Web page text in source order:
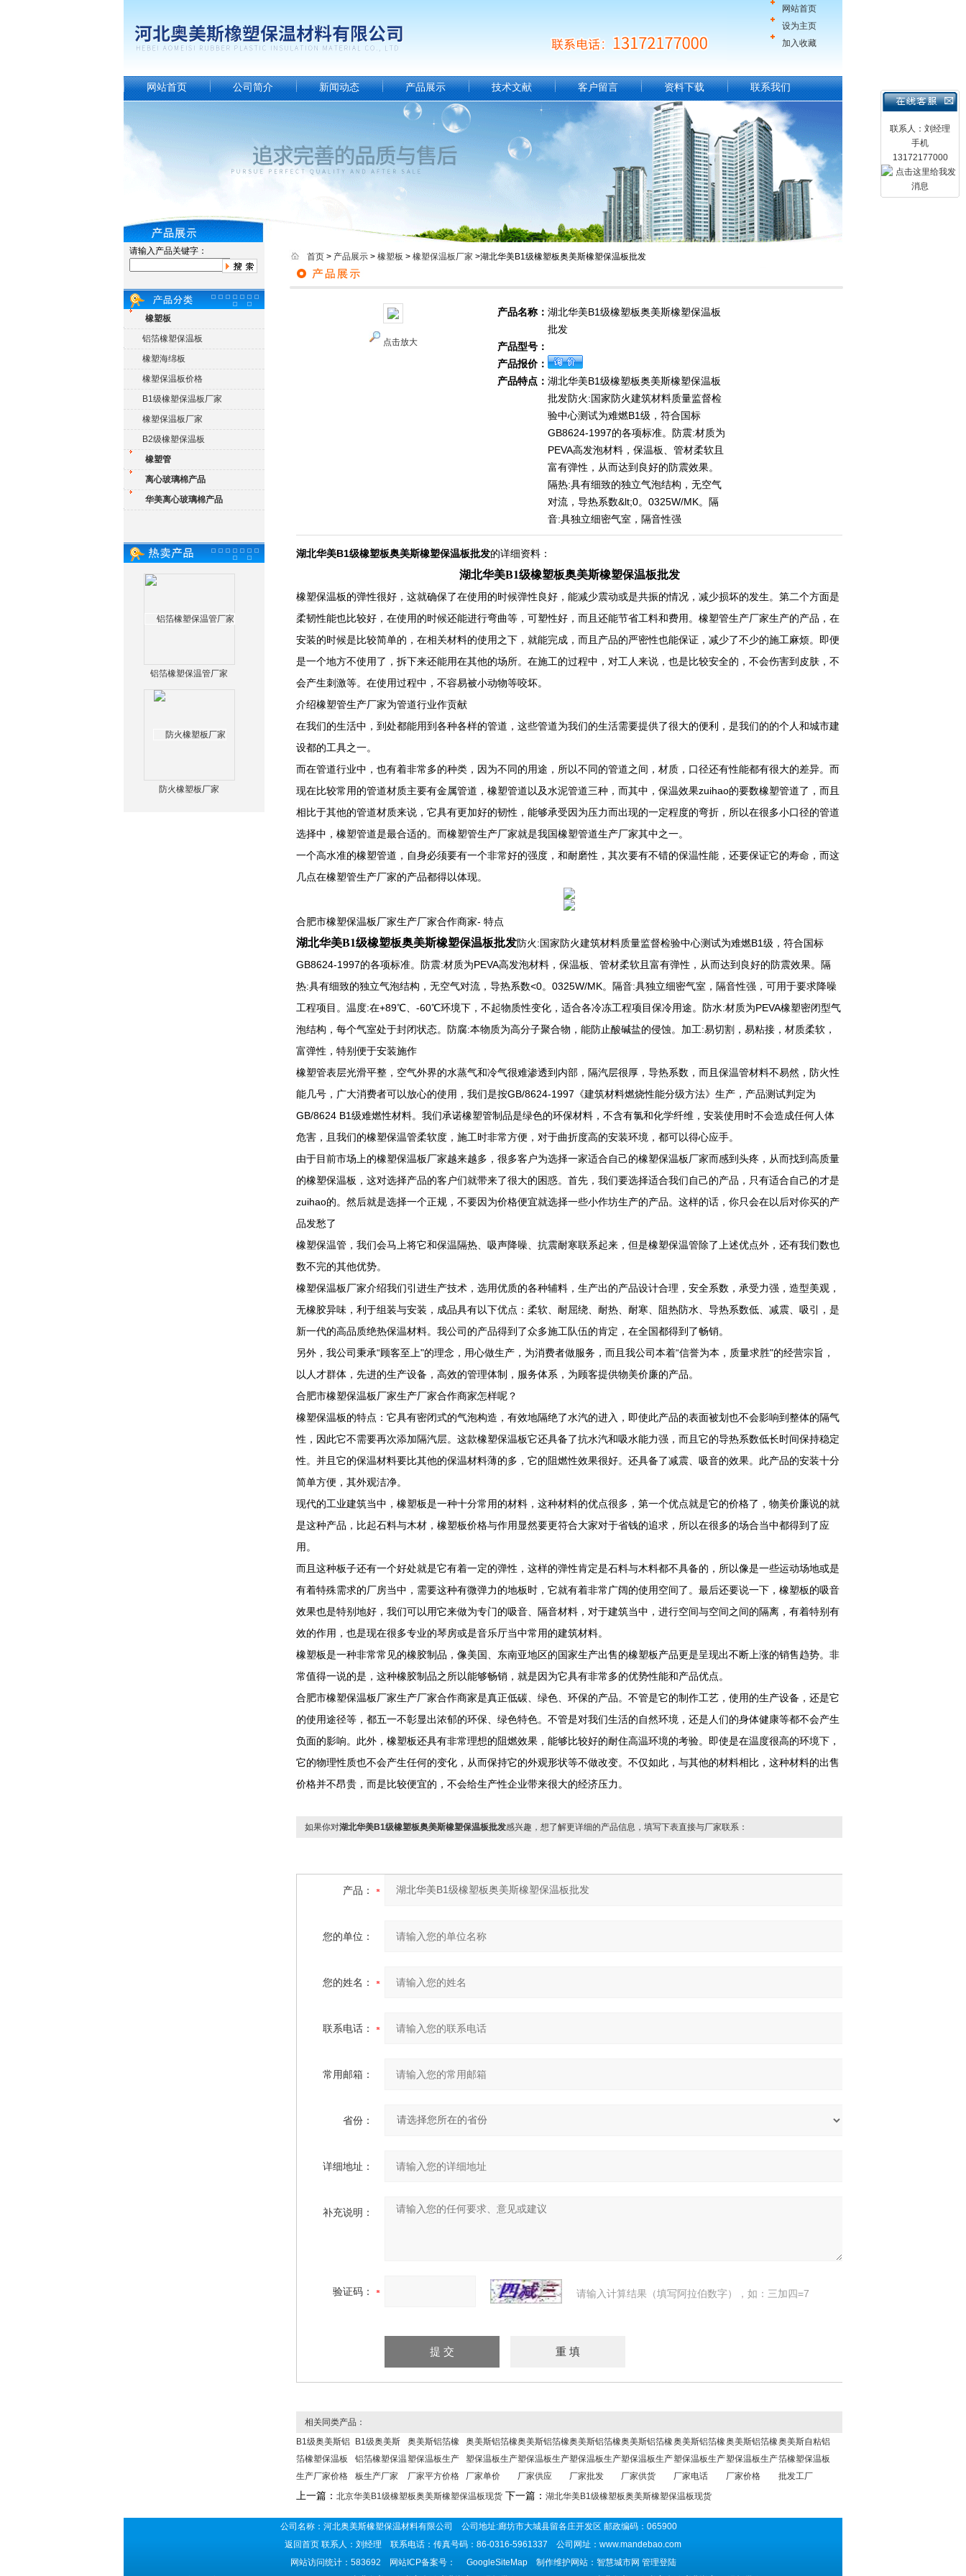
网站首页
设为主页
加入收藏
联系人：刘经理
手机
13172177000
网站首页 公司简介 新闻动态 产品展示 技术文献 客户留言 资料下载 联系我们
请输入产品关键字：
橡塑板
铝箔橡塑保温板
橡塑海绵板
橡塑保温板价格
B1级橡塑保温板厂家
橡塑保温板厂家
B2级橡塑保温板
橡塑管
离心玻璃棉产品
华美离心玻璃棉产品
铝箔橡塑保温管厂家
防火橡塑板厂家
首页 > 产品展示 > 橡塑板 > 橡塑保温板厂家 >湖北华美B1级橡塑板奥美斯橡塑保温板批发
点击放大
产品名称： 湖北华美B1级橡塑板奥美斯橡塑保温板
批发
产品型号：
产品报价：
产品特点： 湖北华美B1级橡塑板奥美斯橡塑保温板
批发防火:国家防火建筑材料质量监督检
验中心测试为难燃B1级，符合国标
GB8624-1997的各项标准。防震:材质为
PEVA高发泡材料，保温板、管材柔软且
富有弹性，从而达到良好的防震效果。
隔热:具有细致的独立气泡结构，无空气
对流，导热系数&lt;0。0325W/MK。隔
音:具独立细密气室，隔音性强
湖北华美B1级橡塑板奥美斯橡塑保温板批发的详细资料：
湖北华美B1级橡塑板奥美斯橡塑保温板批发
橡塑保温板的弹性很好，这就确保了在使用的时候弹性良好，能减少震动或是共振的情况，减少损坏的发生。第二个方面是
柔韧性能也比较好，在使用的时候还能进行弯曲等，可塑性好，而且还能节省工料和费用。橡塑管生产厂家生产的产品，在
安装的时候是比较简单的，在相关材料的使用之下，就能完成，而且产品的严密性也能保证，减少了不少的施工麻烦。即便
是一个地方不使用了，拆下来还能用在其他的场所。在施工的过程中，对工人来说，也是比较安全的，不会伤害到皮肤，不
会产生刺激等。在使用过程中，不容易被小动物等咬坏。
介绍橡塑管生产厂家为管道行业作贡献
在我们的生活中，到处都能用到各种各样的管道，这些管道为我们的生活需要提供了很大的便利，是我们的的个人和城市建
设都的工具之一。
而在管道行业中，也有着非常多的种类，因为不同的用途，所以不同的管道之间，材质，口径还有性能都有很大的差异。而
现在比较常用的管道材质主要有金属管道，橡塑管道以及水泥管道三种，而其中，保温效果zuihao的要数橡塑管道了，而且
相比于其他的管道材质来说，它具有更加好的韧性，能够承受因为压力而出现的一定程度的弯折，所以在很多小口径的管道
选择中，橡塑管道是最合适的。而橡塑管生产厂家就是我国橡塑管道生产厂家其中之一。
一个高水准的橡塑管道，自身必须要有一个非常好的强度，和耐磨性，其次要有不错的保温性能，还要保证它的寿命，而这
几点在橡塑管生产厂家的产品都得以体现。
合肥市橡塑保温板厂家生产厂家合作商家- 特点
湖北华美B1级橡塑板奥美斯橡塑保温板批发防火:国家防火建筑材料质量监督检验中心测试为难燃B1级，符合国标
GB8624-1997的各项标准。防震:材质为PEVA高发泡材料，保温板、管材柔软且富有弹性，从而达到良好的防震效果。隔
热:具有细致的独立气泡结构，无空气对流，导热系数<0。0325W/MK。隔音:具独立细密气室，隔音性强，可用于要求降噪
工程项目。温度:在+89℃、-60℃环境下，不起物质性变化，适合各冷冻工程项目保冷用途。防水:材质为PEVA橡塑密闭型气
泡结构，每个气室处于封闭状态。防腐:本物质为高分子聚合物，能防止酸碱盐的侵蚀。加工:易切割，易粘接，材质柔软，
富弹性，特别便于安装施作
橡塑管表层光滑平整，空气外界的水蒸气和冷气很难渗透到内部，隔汽层很厚，导热系数，而且保温管材料不易然，防火性
能几号，广大消费者可以放心的使用，我们是按GB/8624-1997《建筑材料燃烧性能分级方法》生产，产品测试判定为
GB/8624 B1级难燃性材料。我们承诺橡塑管制品是绿色的环保材料，不含有氯和化学纤维，安装使用时不会造成任何人体
危害，且我们的橡塑保温管柔软度，施工时非常方便，对于曲折度高的安装环境，都可以得心应手。
由于目前市场上的橡塑保温板厂家越来越多，很多客户为选择一家适合自己的橡塑保温板厂家而感到头疼，从而找到高质量
的橡塑保温板，这对选择产品的客户们就带来了很大的困惑。首先，我们要选择适合我们自己的产品，只有适合自己的才是
zuihao的。然后就是选择一个正规，不要因为价格便宜就选择一些小作坊生产的产品。这样的话，你只会在以后对你买的产
品发愁了
橡塑保温管，我们会马上将它和保温隔热、吸声降噪、抗震耐寒联系起来，但是橡塑保温管除了上述优点外，还有我们数也
数不完的其他优势。
橡塑保温板厂家介绍我们引进生产技术，选用优质的各种辅料，生产出的产品设计合理，安全系数，承受力强，造型美观，
无橡胶异味，利于组装与安装，成品具有以下优点：柔软、耐屈绕、耐热、耐寒、阻热防水、导热系数低、减震、吸引，是
新一代的高品质绝热保温材料。我公司的产品得到了众多施工队伍的肯定，在全国都得到了畅销。
另外，我公司秉承“顾客至上"的理念，用心做生产，为消费者做服务，而且我公司本着“信誉为本，质量求胜"的经营宗旨，
以人才群体，先进的生产设备，高效的管理体制，服务体系，为顾客提供物美价廉的产品。
合肥市橡塑保温板厂家生产厂家合作商家怎样呢？
橡塑保温板的特点：它具有密闭式的气泡构造，有效地隔绝了水汽的进入，即使此产品的表面被划也不会影响到整体的隔气
性，因此它不需要再次添加隔汽层。这款橡塑保温板它还具备了抗水汽和吸水能力强，而且它的导热系数低长时间保持稳定
性。并且它的保温材料要比其他的保温材料薄的多，它的阻燃性效果很好。还具备了减震、吸音的效果。此产品的安装十分
简单方便，其外观洁净。
现代的工业建筑当中，橡塑板是一种十分常用的材料，这种材料的优点很多，第一个优点就是它的价格了，物美价廉说的就
是这种产品，比起石料与木材，橡塑板价格与作用显然要更符合大家对于省钱的追求，所以在很多的场合当中都得到了应
用。
而且这种板子还有一个好处就是它有着一定的弹性，这样的弹性肯定是石料与木料都不具备的，所以像是一些运动场地或是
有着特殊需求的厂房当中，需要这种有微弹力的地板时，它就有着非常广阔的使用空间了。最后还要说一下，橡塑板的吸音
效果也是特别地好，我们可以用它来做为专门的吸音、隔音材料，对于建筑当中，进行空间与空间之间的隔离，有着特别有
效的作用，也是现在很多专业的琴房或是音乐厅当中常用的建筑材料。
橡塑板是一种非常常见的橡胶制品，像美国、东南亚地区的国家生产出售的橡塑板产品更是呈现出不断上涨的销售趋势。非
常值得一说的是，这种橡胶制品之所以能够畅销，就是因为它具有非常多的优势性能和产品优点。
合肥市橡塑保温板厂家生产厂家合作商家是真正低碳、绿色、环保的产品。不管是它的制作工艺，使用的生产设备，还是它
的使用途径等，都五一不彰显出浓郁的环保、绿色特色。不管是对我们生活的自然环境，还是人们的身体健康等都不会产生
负面的影响。此外，橡塑板还具有非常理想的阻燃效果，能够比较好的耐住高温环境的考验。即使是在温度很高的环境下，
它的物理性质也不会产生任何的变化，从而保持它的外观形状等不做改变。不仅如此，与其他的材料相比，这种材料的出售
价格并不昂贵，而是比较便宜的，不会给生产性企业带来很大的经济压力。
如果你对湖北华美B1级橡塑板奥美斯橡塑保温板批发感兴趣，想了解更详细的产品信息，填写下表直接与厂家联系：
产品：
您的单位：
您的姓名：
联系电话：
常用邮箱：
省份：
详细地址：
补充说明：
验证码： 请输入计算结果（填写阿拉伯数字），如：三加四=7
相关同类产品：
B1级奥美斯铝
箔橡塑保温板
生产厂家价格
B1级奥美斯
铝箔橡塑保温
板生产厂家
奥美斯铝箔橡
塑保温板生产
厂家平方价格
奥美斯铝箔橡
塑保温板生产
厂家单价
奥美斯铝箔橡
塑保温板生产
厂家供应
奥美斯铝箔橡
塑保温板生产
厂家批发
奥美斯铝箔橡
塑保温板生产
厂家供货
奥美斯铝箔橡
塑保温板生产
厂家电话
奥美斯铝箔橡
塑保温板生产
厂家价格
奥美斯自粘铝
箔橡塑保温板
批发工厂
上一篇： 北京华美B1级橡塑板奥美斯橡塑保温板现货 下一篇： 湖北华美B1级橡塑板奥美斯橡塑保温板现货
公司名称：河北奥美斯橡塑保温材料有限公司 公司地址:廊坊市大城县留各庄开发区 邮政编码：065900
返回首页 联系人：刘经理 联系电话：传真号码：86-0316-5961337 公司网址： www.mandebao.com
网站访问统计：583692 网站ICP备案号：
GoogleSiteMap制作维护网站：智慧城市网 管理登陆